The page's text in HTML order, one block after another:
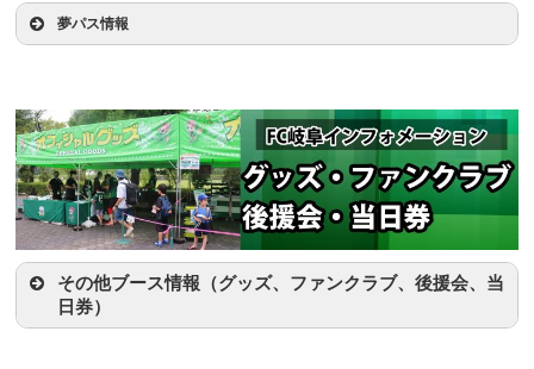
11:15
ギッフィータイム
FC岐阜マスコット「ギッフィー」によるダンスパフォ
ーマンスです！
夢パス情報
夢パスブース
その他ブース情報（グッズ、ファンクラブ、後援会、当
日券）